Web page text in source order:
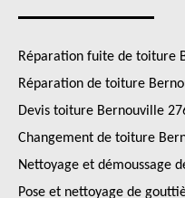
Réparation fuite de toiture
Réparation de toiture
Devis toiture Bernouville
Changement de toiture
Nettoyage et démoussage
Pose et nettoyage de